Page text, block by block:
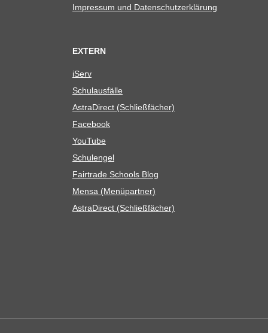
Impres­sum und Datenschutzerklärung
EXTERN
iServ
Schul­aus­fälle
Astra­Di­rect (Schließ­fä­cher)
Face­book
You­Tube
Schul­en­gel
Fair­trade Schools Blog
Mensa (Menü­part­ner)
Astra­Di­rect (Schließ­fä­cher)